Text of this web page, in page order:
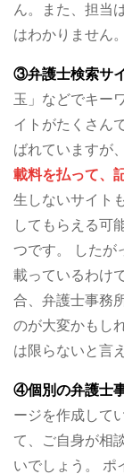
ん。また、担当
はわかりません。
③弁護士検索サ
玉」などでキー
イトがたくさん
ばれていますが
載料を払って、
生しないサイト
してもらえる可
つです。
したが
載っているわけ
合、弁護士事務
のが大変かもし
は限らないと言
④個別の弁護士
ージを作成して
て、ご自身が相
いでしょう。
ポ